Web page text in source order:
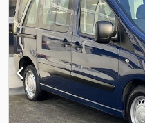
navegação, !!!!! O SISTEMA
3 lugares, direção assistida,
velocidades manual, conta-
elétricos, computador de
apoio de braço central,
centralizado com comando à
Kerstner, transporte de
intermédias reservados.